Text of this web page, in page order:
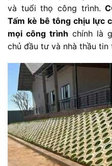
và tuổi thọ công trình.
Tấm kè bê tông chịu lực
mọi công trình chính là
chủ đầu tư và nhà thầu tin